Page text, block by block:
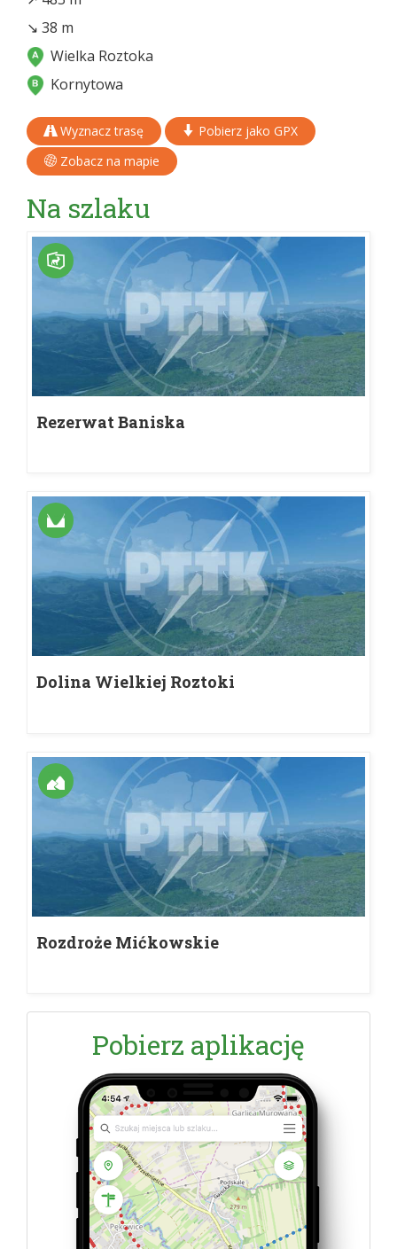
↘ 38 m
Wielka Roztoka
Kornytowa
Wyznacz trasę
Pobierz jako GPX
Zobacz na mapie
Na szlaku
Rezerwat Baniska
Dolina Wielkiej Roztoki
Rozdroże Mićkowskie
Pobierz aplikację